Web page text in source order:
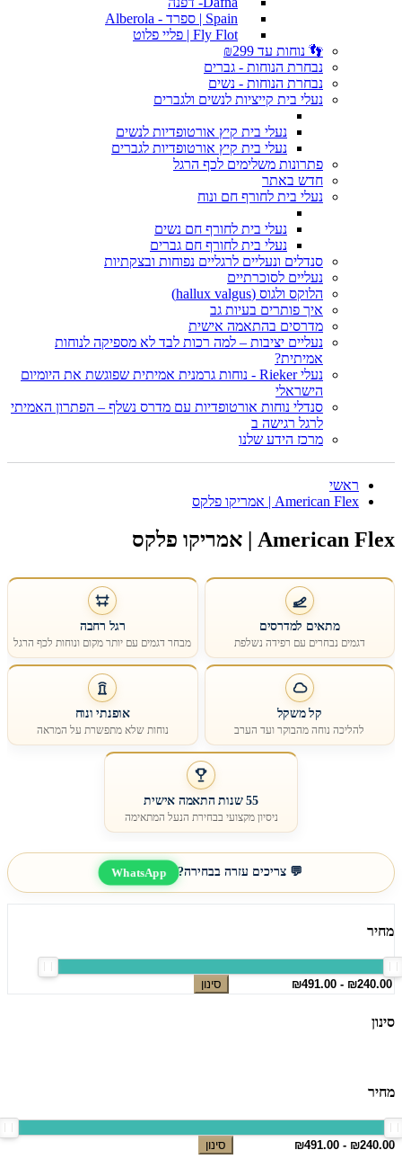
Spain | ספרד - Alberola
Fly Flot | פליי פלוט
👣 נוחות עד ₪299
נבחרת הנוחות - גברים
נבחרת הנוחות - נשים
נעלי בית קייציות לנשים ולגברים
נעלי בית קיץ אורטופדיות לנשים
נעלי בית קיץ אורטופדיות לגברים
פתרונות משלימים לכף הרגל
חדש באתר
נעלי בית לחורף חם ונוח
נעלי בית לחורף חם נשים
נעלי בית לחורף חם גברים
סנדלים ונעליים לרגליים נפוחות ובצקתיות
נעליים לסוכרתיים
הלוקס ולגוס (hallux valgus)
איך פותרים בעיות גב
מדרסים בהתאמה אישית
נעליים יציבות – למה רכות לבד לא מספיקה לנוחות
אמיתית?
נעלי Rieker - נוחות גרמנית אמיתית שפוגשת את היומיום
הישראלי
סנדלי נוחות אורטופדיות עם מדרס נשלף – הפתרון האמיתי
לרגל רגישה ב
מרכז הידע שלנו
ראשי
American Flex | אמריקו פלקס
American Flex | אמריקו פלקס
מתאים למדרסים
דגמים נבחרים עם רפידה נשלפת
רגל רחבה
מבחר דגמים עם יותר מקום ונוחות לכף הרגל
קל משקל
להליכה נוחה מהבוקר ועד הערב
אופנתי ונוח
נוחות שלא מתפשרת על המראה
55 שנות התאמה אישית
ניסיון מקצועי בבחירת הנעל המתאימה
💬 צריכים עזרה בבחירה? WhatsApp
מחיר
סינון
סינון
מחיר
סינון